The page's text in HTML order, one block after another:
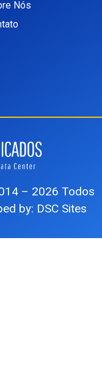
Nós
– 2026 Todos
by: DSC Sites